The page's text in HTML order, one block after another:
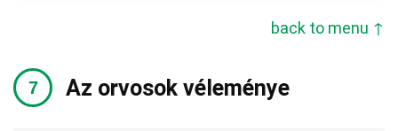
back to menu ↑
Az orvosok véleménye